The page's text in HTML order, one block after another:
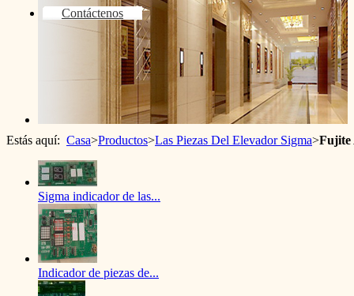
Contáctenos
Estás aquí: Casa>Productos>Las Piezas Del Elevador Sigma>Fujite
Sigma indicador de las...
Indicador de piezas de...